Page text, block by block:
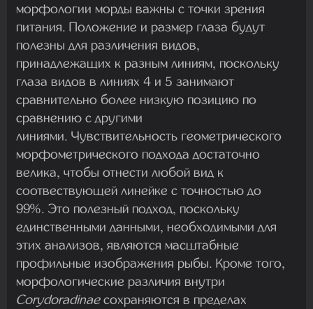
морфологии морды важны с точки зрения
питания. Положение и размер глаза будут
полезны для различения видов,
принадлежащих к разным линиям, поскольку
глаза видов в линиях 4 и 5 занимают
сравнительно более низкую позицию по
сравнению с другими
линиями. Чувствительность геометрического
морфометрического подхода достаточно
велика, чтобы отнести любой вид к
соотвествующей линейке с точностью до
99%. Это полезный подход, поскольку
единственными данными, необходимыми для
этих анализов, являются масштабные
профильные изображения рыбы. Кроме того,
морфологические различия внутри
Corydoradinaeсохраняются в пределах